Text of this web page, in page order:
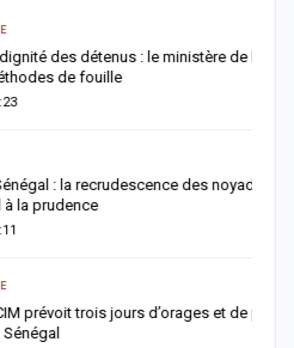
: le ministère de la Justice
des noyades en mer
jours d’orages et de pluies sur une